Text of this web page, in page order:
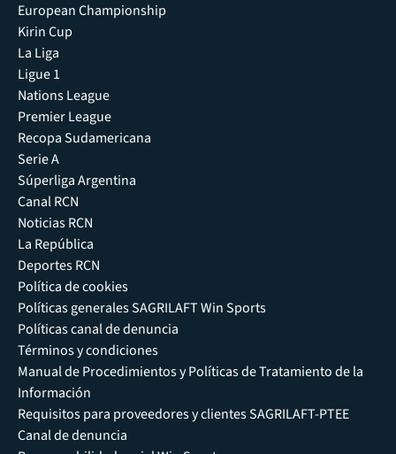
European Championship
Kirin Cup
La Liga
Ligue 1
Nations League
Premier League
Recopa Sudamericana
Serie A
Súperliga Argentina
Canal RCN
Noticias RCN
La República
Deportes RCN
Política de cookies
Políticas generales SAGRILAFT Win Sports
Políticas canal de denuncia
Términos y condiciones
Manual de Procedimientos y Políticas de Tratamiento de la
Información
Requisitos para proveedores y clientes SAGRILAFT-PTEE
Canal de denuncia